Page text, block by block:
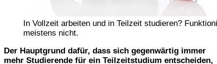
In Vollzeit arbeiten und in Teilzeit studieren?
meistens nicht.
Der Hauptgrund dafür, dass sich gegenwärtig immer
mehr Studierende für ein Teilzeitstudium entscheiden,